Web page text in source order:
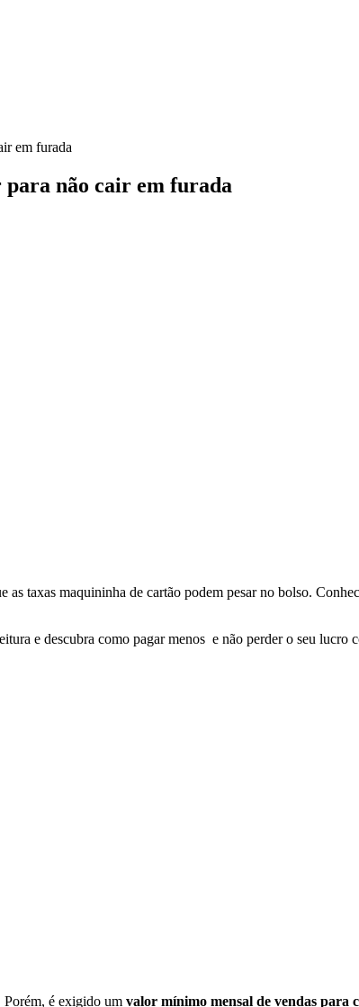
em furada
para não cair em furada
taxas maquininha de cartão podem pesar no bolso.
e descubra como pagar menos e não perder o seu lucro
Porém, é exigido um valor mínimo mensal de vendas para